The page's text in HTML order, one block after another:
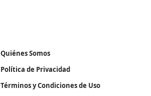
Quiénes Somos
Política de Privacidad
Términos y Condiciones de Uso